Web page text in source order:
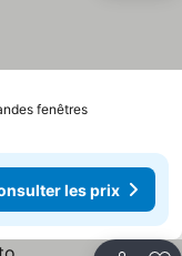
fenêtres
les prix